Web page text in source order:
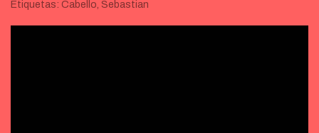
Etiquetas: Cabello, Sebastian